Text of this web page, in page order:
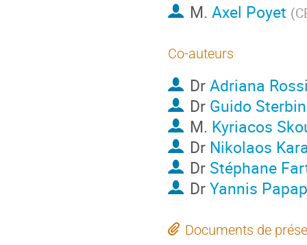
M. Axel Poyet (
Co-auteurs
DrAdriana
Dr Guido
M. Kyriacos
Dr Nikolaos
Dr Stéphane
DrYannis
Documents de